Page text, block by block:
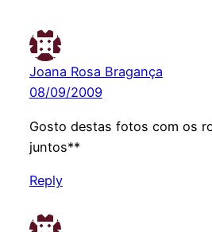
Joana Rosa Bragança
08/09/2009
Gosto destas fotos com os
juntos**
Reply